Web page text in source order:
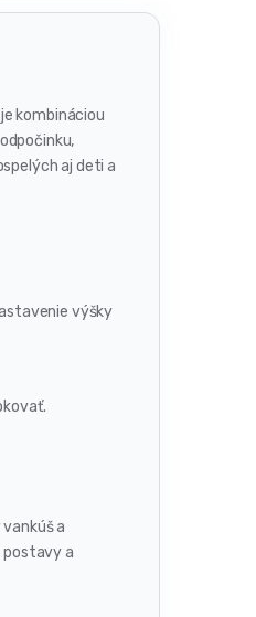
kombináciou
aj deti a
výšky
a
postavy a